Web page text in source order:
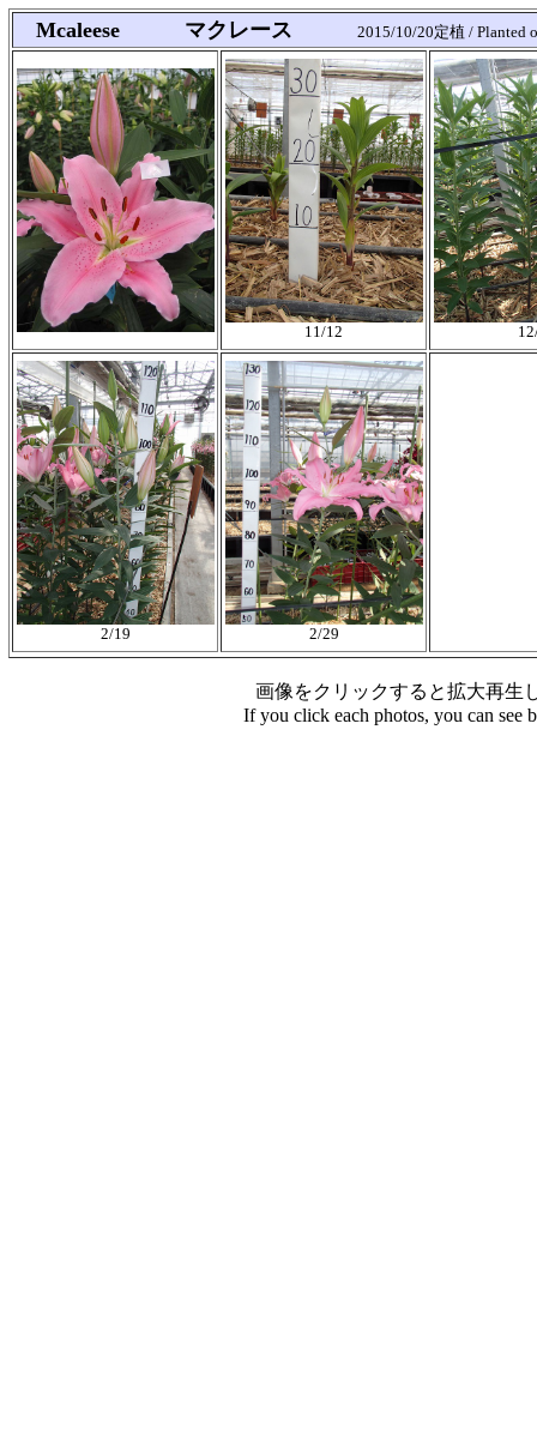
Mcaleese マクレース 2015/10/20定植 / Planted
11/12
2/19 2/29
画像をクリックすると拡大再生
If you click each photos, you can see